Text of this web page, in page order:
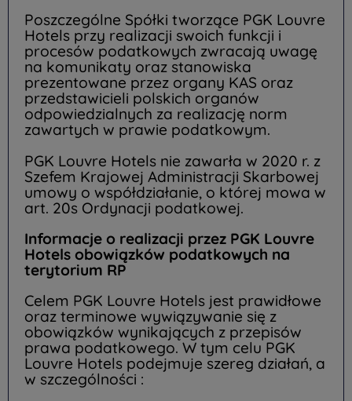
Poszczególne Spółki tworzące PGK Louvre
Hotels przy realizacji swoich funkcji i
procesów podatkowych zwracają uwagę
na komunikaty oraz stanowiska
prezentowane przez organy KAS oraz
przedstawicieli polskich organów
odpowiedzialnych za realizację norm
zawartych w prawie podatkowym.
PGK Louvre Hotels nie zawarła w 2020 r. z
Szefem Krajowej Administracji Skarbowej
umowy o współdziałanie, o której mowa w
art. 20s Ordynacji podatkowej.
Informacje o realizacji przez PGK Louvre
Hotels obowiązków podatkowych na
terytorium RP
Celem PGK Louvre Hotels jest prawidłowe
oraz terminowe wywiązywanie się z
obowiązków wynikających z przepisów
prawa podatkowego. W tym celu PGK
Louvre Hotels podejmuje szereg działań, a
w szczególności :